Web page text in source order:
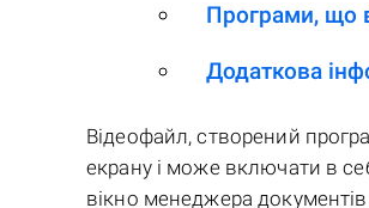
Програми, що
Додаткова
Відеофайл, створений
екрану і може включати в
вікно менеджера документів